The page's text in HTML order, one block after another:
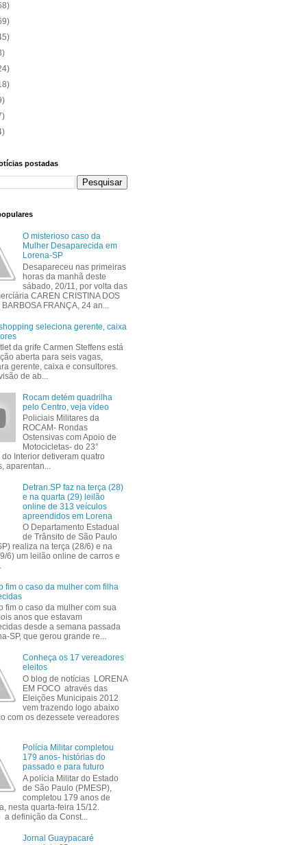
postadas
O misterioso caso da
Mulher Desaparecida em
Lorena-SP
Desapareceu nas primeiras
horas da manhã deste
sábado, 20/11, por volta das
CAREN CRISTINA DOS
FRANÇA, 24 an...
seleciona gerente, caixa
da grife Carmen Steffens está
aberta para seis vagas,
gerente, caixa e consultores.
de ab...
Rocam detém quadrilha
pelo Centro, veja vídeo
Policiais Militares da
ROCAM- Rondas
Ostensivas com Apoio de
Motocicletas- do 23°
do Interior detiveram quatro
aparentan...
Detran.SP faz na terça (28)
e na quarta (29) leilão
online de 313 veículos
apreendidos em Lorena
O Departamento Estadual
de Trânsito de São Paulo
realiza na terça (28/6) e na
6) um leilão online de carros e
fim o caso da mulher com filha
fim o caso da mulher com sua
anos que estavam
desde a semana passada
SP, que gerou grande re...
Conheça os 17 vereadores
eleitos
O blog de notícias LORENA
EM FOCO através das
Eleições Municipais 2012
vem trazendo logo abaixo
com os dezessete vereadores
Polícia Militar completou
179 anos- histórias do
passado e para futuro
A polícia Militar do Estado
de São Paulo (PMESP),
completou 179 anos de
nesta quarta-feira 15/12.
a definição da Const...
Jornal Guaypacaré